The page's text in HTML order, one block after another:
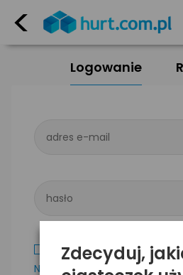
<
Logowanie
adres e-mail
hasło
Zapamiętaj mnie
Nie pamiętam hasła
Zdecyduj,